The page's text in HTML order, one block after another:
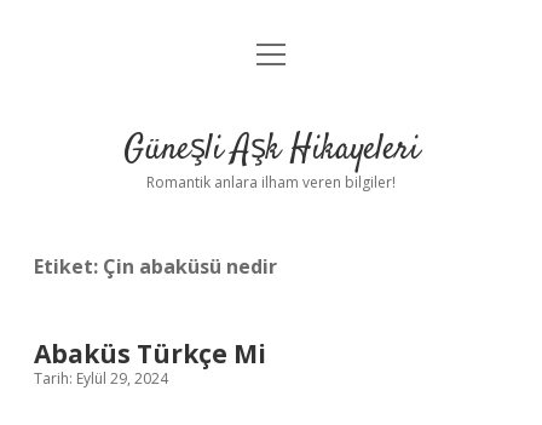
Anasayfa
Yasal Uyarı
menüyü
Güneşli Aşk Hikayeleri
Romantik anlara ilham veren bilgiler!
Etiket: Çin abaküsü nedir
Abaküs Türkçe Mi
Tarih: Eylül 29, 2024